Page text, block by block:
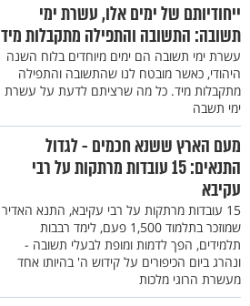
ייחודיותם של ימים אלו, עשרת ימי
תשובה: התשובה והתפילה מתקבלות מיד
עשרת ימי תשובה הם ימים מיוחדים בלוח השנה
היהודי, כאשר מובטח לנו שהתשובה והתפילה
מתקבלות מיד. כל מה שרציתם לדעת על עשרת
ימי תשבה
מעם הארץ ששנא חכמים - לגדול
התנאים: 15 עובדות מרתקות על רבי
עקיבא
15 עובדות מרתקות על רבי עקיבא, התנא האדיר
שמוזכר בתלמוד 1,500 פעם, לימד רבבות
תלמידים, הפך לדמות ומופת לבעלי תשובה -
ונהרג ביום הכיפורים על קידוש ה' בהיותו אחד
מעשרת הרוגי מלכות